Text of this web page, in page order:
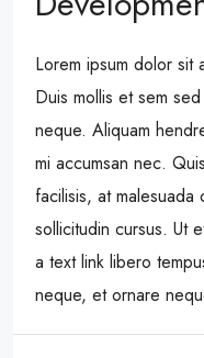
Lorem ipsum dolor sit
Duis mollis et sem
neque. Aliquam
mi accumsan nec.
facilisis, at
sollicitudin cursus. Ut
a text link libero
neque, et ornare